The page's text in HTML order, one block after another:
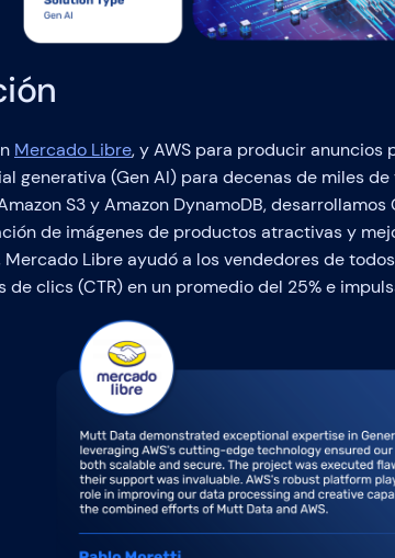
Mercado Libre, y AWS para producir
generativa (Gen AI) para decenas de miles
S3 y Amazon DynamoDB,
de imágenes de productos atractivas y
Mercado Libre ayudó a los vendedores de
de clics (CTR) en un promedio del 25% e